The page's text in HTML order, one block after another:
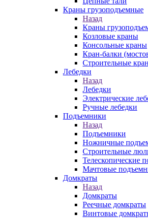
Краны грузоподъемные
Назад
Краны
Козловые краны
Консольные краны
Кран-балки
Строительные
Лебедки
Назад
Лебедки
Электрические
Ручные лебедки
Подъемники
Назад
Подъемники
Ножничные
Строительные
Телескопические
Мачтовые
Домкраты
Назад
Домкраты
Реечные домкраты
Винтовые